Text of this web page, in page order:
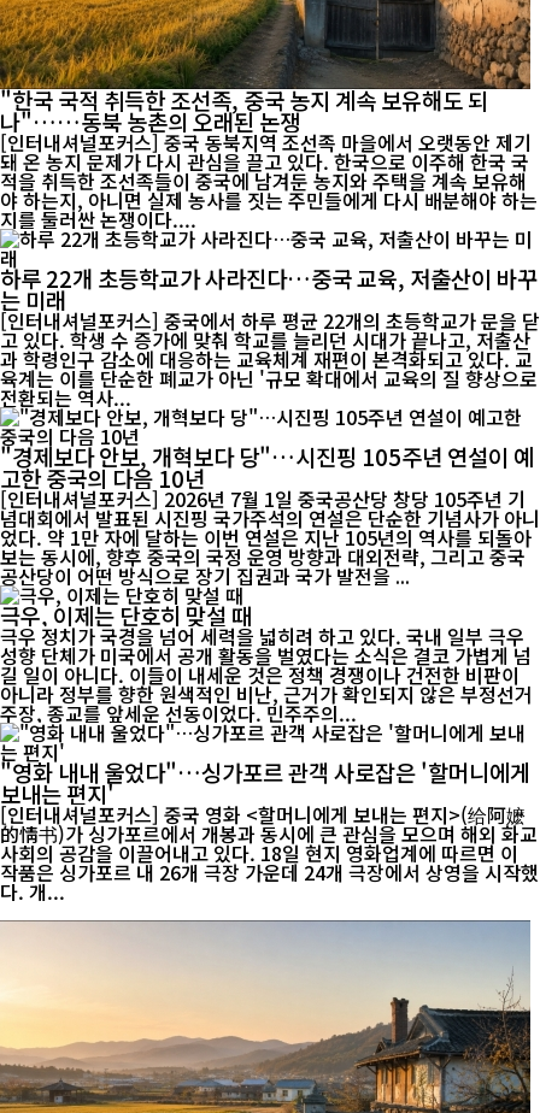
"한국 국적 취득한 조선족, 중국 농지 계속 보유해도 되
나"……동북 농촌의 오래된 논쟁
[인터내셔널포커스] 중국 동북지역 조선족 마을에서 오랫동안 제기
돼 온 농지 문제가 다시 관심을 끌고 있다. 한국으로 이주해 한국 국
적을 취득한 조선족들이 중국에 남겨둔 농지와 주택을 계속 보유해
야 하는지, 아니면 실제 농사를 짓는 주민들에게 다시 배분해야 하는
지를 둘러싼 논쟁이다....
하루 22개 초등학교가 사라진다…중국 교육, 저출산이 바꾸
는 미래
[인터내셔널포커스] 중국에서 하루 평균 22개의 초등학교가 문을 닫
고 있다. 학생 수 증가에 맞춰 학교를 늘리던 시대가 끝나고, 저출산
과 학령인구 감소에 대응하는 교육체계 재편이 본격화되고 있다. 교
육계는 이를 단순한 폐교가 아닌 '규모 확대에서 교육의 질 향상으로
전환되는 역사...
"경제보다 안보, 개혁보다 당"…시진핑 105주년 연설이 예
고한 중국의 다음 10년
[인터내셔널포커스] 2026년 7월 1일 중국공산당 창당 105주년 기
념대회에서 발표된 시진핑 국가주석의 연설은 단순한 기념사가 아니
었다. 약 1만 자에 달하는 이번 연설은 지난 105년의 역사를 되돌아
보는 동시에, 향후 중국의 국정 운영 방향과 대외전략, 그리고 중국
공산당이 어떤 방식으로 장기 집권과 국가 발전을 ...
극우, 이제는 단호히 맞설 때
극우 정치가 국경을 넘어 세력을 넓히려 하고 있다. 국내 일부 극우
성향 단체가 미국에서 공개 활동을 벌였다는 소식은 결코 가볍게 넘
길 일이 아니다. 이들이 내세운 것은 정책 경쟁이나 건전한 비판이
아니라 정부를 향한 원색적인 비난, 근거가 확인되지 않은 부정선거
주장, 종교를 앞세운 선동이었다. 민주주의...
"영화 내내 울었다"…싱가포르 관객 사로잡은 '할머니에게
보내는 편지'
[인터내셔널포커스] 중국 영화 <할머니에게 보내는 편지>(给阿嬷
的情书)가 싱가포르에서 개봉과 동시에 큰 관심을 모으며 해외 화교
사회의 공감을 이끌어내고 있다. 18일 현지 영화업계에 따르면 이
작품은 싱가포르 내 26개 극장 가운데 24개 극장에서 상영을 시작했
다. 개...